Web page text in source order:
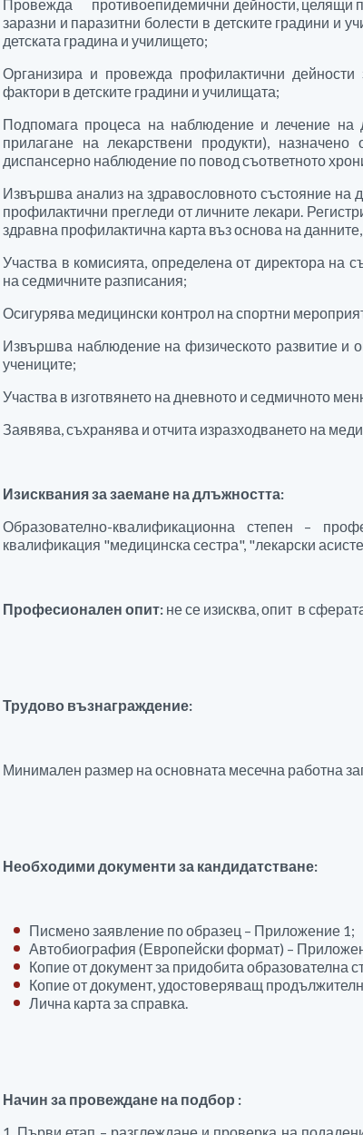
Провежда противоепидемични дейности, целящи
заразни и паразитни болести в детските градини и
детската градина и училището;
Организира и провежда профилактични
фактори в детските градини и училищата;
Подпомага процеса на наблюдение и лечение на
прилагане на лекарствени продукти),
диспансерно наблюдение по повод съответното
Извършва анализ на здравословното състояние на
профилактични прегледи от личните лекари.
здравна профилактична карта въз основа на
Участва в комисията, определена от директора на
на седмичните разписания;
Осигурява медицински контрол на спортни
Извършва наблюдение на физическото развитие и
учениците;
Участва в изготвянето на дневното и седмичното
Заявява, съхранява и отчита изразходването на
Изисквания за заемане на длъжността:
Образователно-квалификационна степен –
квалификация "медицинска сестра", "лекарски
Професионален опит: не се изисква, опит в
Трудово възнаграждение:
Минимален размер на основната месечна работна
Необходими документи за кандидатстване:
Писмено заявление по образец – Приложение 1;
Автобиография (Европейски формат) –
Копие от документ за придобита образователна
Копие от документ, удостоверяващ
Лична карта за справка.
Начин за провеждане на подбор :